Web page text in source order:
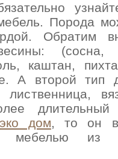
Порода
Обратим
каштан,
А второй тип
лиственница,
эко дом, то он
мебелью из